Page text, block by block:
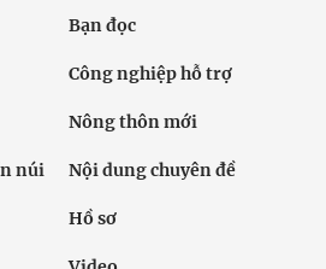
Bạn đọc
Công nghiệp hỗ trợ
Nông thôn mới
núi Nội dung chuyên đề
Hồ sơ